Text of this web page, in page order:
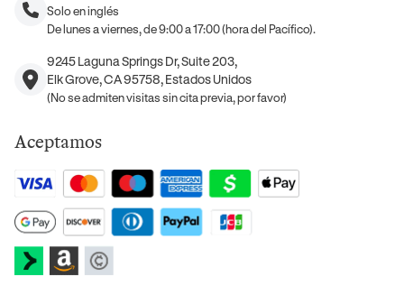
Solo en inglés
De lunes a viernes, de 9:00 a 17:00 (hora del Pacífico).
9245 Laguna Springs Dr, Suite 203,
Elk Grove, CA 95758, Estados Unidos
(No se admiten visitas sin cita previa, por favor)
Aceptamos